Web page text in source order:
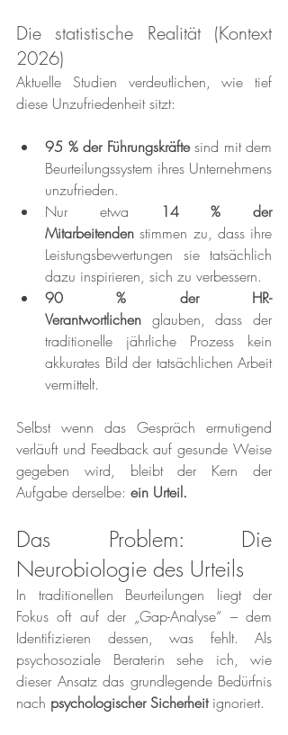
Die statistische Realität (Kontext
2026)
Aktuelle Studien verdeutlichen, wie tief
diese Unzufriedenheit sitzt:
95 % der Führungskräfte sind mit dem
Beurteilungssystem ihres Unternehmens
unzufrieden.
Nur etwa
14 % der
Mitarbeitenden stimmen zu, dass ihre
Leistungsbewertungen sie tatsächlich
dazu inspirieren, sich zu verbessern.
90 % der HR-
Verantwortlichen glauben, dass der
traditionelle jährliche Prozess kein
akkurates Bild der tatsächlichen Arbeit
vermittelt.
Selbst wenn das Gespräch ermutigend
verläuft und Feedback auf gesunde Weise
gegeben wird, bleibt der Kern der
Aufgabe derselbe: ein Urteil.
Das Problem: Die
Neurobiologie des Urteils
In traditionellen Beurteilungen liegt der
Fokus oft auf der „Gap-Analyse“ – dem
Identifizieren dessen, was fehlt. Als
psychosoziale Beraterin sehe ich, wie
dieser Ansatz das grundlegende Bedürfnis
nach psychologischer Sicherheit ignoriert.